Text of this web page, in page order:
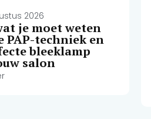
2026
je moet weten
PAP-techniek en
bleeklamp
salon